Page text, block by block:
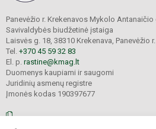
Panevėžio r. Krekenavos Mykolo
Savivaldybės biudžetinė įstaiga
Laisvės g. 18, 38310 Krekenava, Panevėžio r.
Tel. +370 45 59 32 83
El. p. rastine@kmag.lt
Duomenys kaupiami ir saugomi
Juridinių asmenų registre
Įmonės kodas 190397677